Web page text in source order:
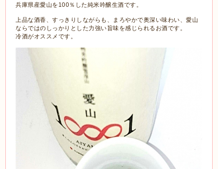
兵庫県産愛山を100％した純米吟醸生酒です。
上品な酒香、すっきりしながらも、まろやかで奥深い味わい、愛山
ならではのしっかりとした力強い旨味を感じられるお酒です。
冷酒がオススメです。